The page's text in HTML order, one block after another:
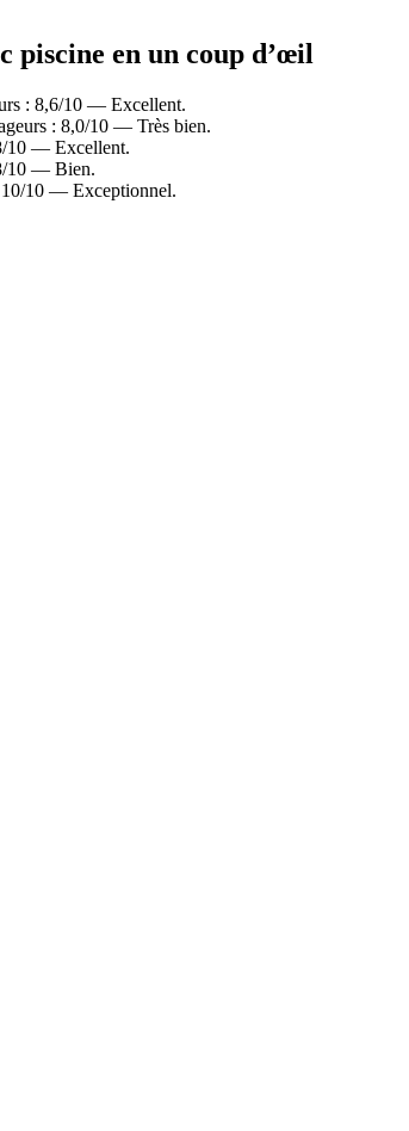
piscine en un coup d’œil
: 8,6/10 — Excellent.
: 8,0/10 — Très bien.
10 — Excellent.
10 — Bien.
10 — Exceptionnel.